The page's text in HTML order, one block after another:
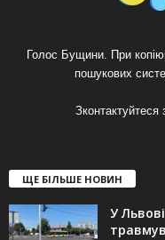
Голос Бущини. При
пошукових
Зконтактуйтеся
ЩЕ БІЛЬШЕ НОВИН
У